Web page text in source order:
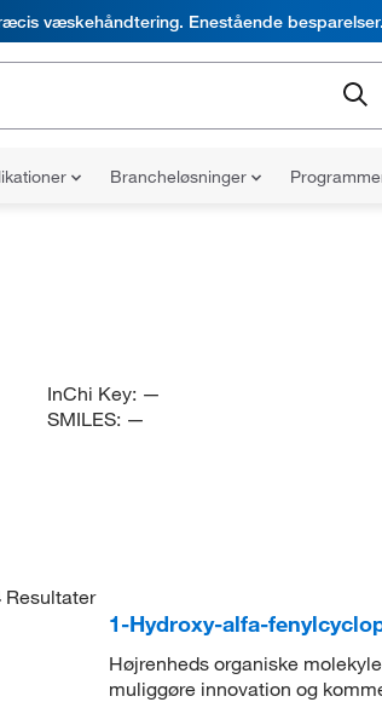
væskehåndtering. Enestående besparelser.
Brancheløsninger
InChi Key: —
SMILES: —
Resultater
1-Hydroxy-alfa-
Højrenheds organiske
muliggøre innovation og